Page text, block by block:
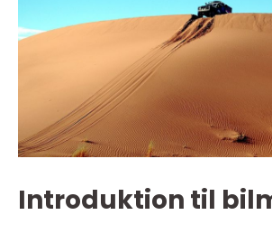
Introduktion til